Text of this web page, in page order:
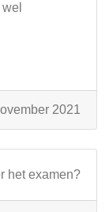
2021
het examen?